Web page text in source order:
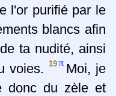
l'or purifié par le
blancs afin
ta nudité, ainsi
voies.19π Moi, je
donc du zèle et